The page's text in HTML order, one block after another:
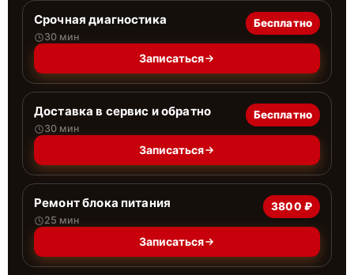
Срочная диагностика
30 мин
Бесплатно
Записаться
Доставка в сервис и обратно
30 мин
Бесплатно
Записаться
Ремонт блока питания
25 мин
3800 ₽
Записаться